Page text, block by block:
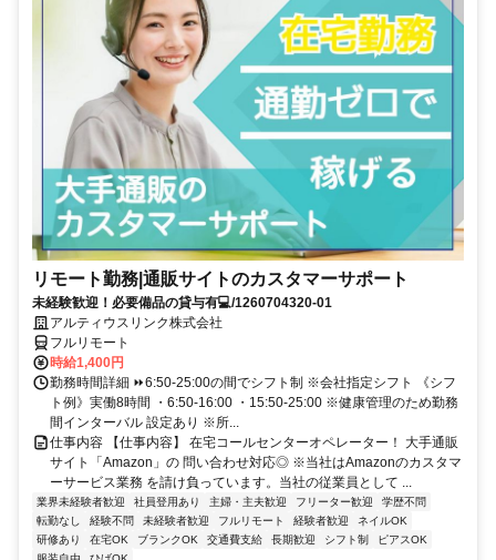
リモート勤務|通販サイトのカスタマーサポート
未経験歓迎！必要備品の貸与有💻/1260704320-01
アルティウスリンク株式会社
フルリモート
時給1,400円
勤務時間詳細 ⏩6:50-25:00の間でシフト制 ※会社指定シフト 《シフ
ト例》実働8時間 ・6:50-16:00 ・15:50-25:00 ※健康管理のため勤務
間インターバル 設定あり ※所...
仕事内容 【仕事内容】 在宅コールセンターオペレーター！ 大手通販
サイト「Amazon」の 問い合わせ対応◎ ※当社はAmazonのカスタマ
ーサービス業務 を請け負っています。当社の従業員として ...
業界未経験者歓迎 社員登用あり 主婦・主夫歓迎 フリーター歓迎
学歴不問
転勤なし
経験不問 未経験者歓迎 フルリモート 経験者歓迎
ネイルOK
研修あり
在宅OK ブランクOK 交通費支給 長期歓迎 シフト制
ピアスOK